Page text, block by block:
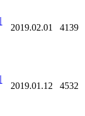
2019.02.01 4139
2019.01.12 4532